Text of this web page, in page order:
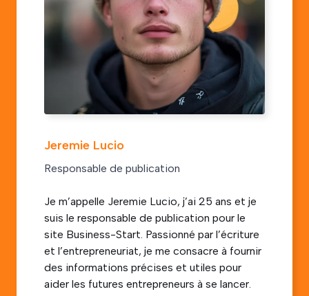
Jeremie Lucio
Responsable de publication
Je m’appelle Jeremie Lucio, j’ai 25 ans et je
suis le responsable de publication pour le
site Business-Start. Passionné par l’écriture
et l’entrepreneuriat, je me consacre à fournir
des informations précises et utiles pour
aider les futures entrepreneurs à se lancer.